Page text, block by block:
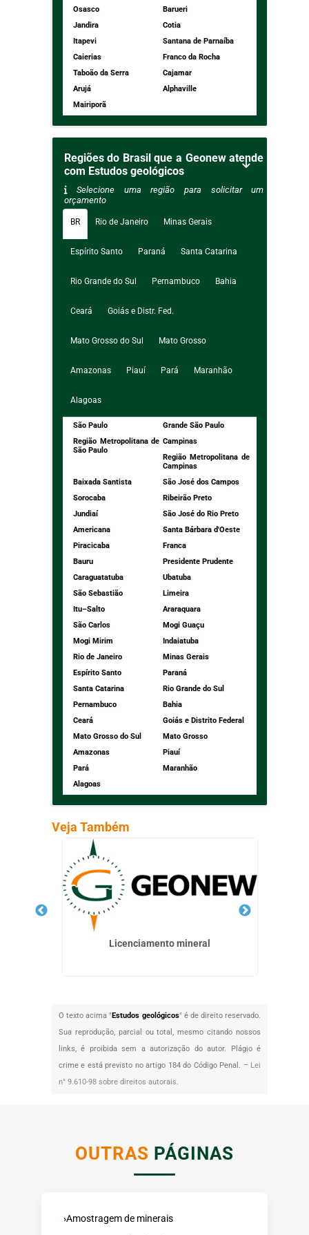
Osasco
Barueri
Jandira
Cotia
Itapevi
Santana de Parnaíba
Caierias
Franco da Rocha
Taboão da Serra
Cajamar
Arujá
Alphaville
Mairiporã
Regiões do Brasil que a Geonew atende
com Estudos geológicos
Selecione uma região para solicitar um
orçamento
BR Rio de Janeiro Minas Gerais
Espírito Santo Paraná Santa Catarina
Rio Grande do Sul Pernambuco Bahia
Ceará Goiás e Distr. Fed.
Mato Grosso do Sul Mato Grosso
Amazonas Piauí Pará Maranhão
Alagoas
São Paulo
Grande São Paulo
Região Metropolitana de
São Paulo
Campinas
Região Metropolitana de
Campinas
Baixada Santista
São José dos Campos
Sorocaba
Ribeirão Preto
Jundiaí
São José do Rio Preto
Americana
Santa Bárbara d'Oeste
Piracicaba
Franca
Bauru
Presidente Prudente
Caraguatatuba
Ubatuba
São Sebastião
Limeira
Itu–Salto
Araraquara
São Carlos
Mogi Guaçu
Mogi Mirim
Indaiatuba
Rio de Janeiro
Minas Gerais
Espírito Santo
Paraná
Santa Catarina
Rio Grande do Sul
Pernambuco
Bahia
Ceará
Goiás e Distrito Federal
Mato Grosso do Sul
Mato Grosso
Amazonas
Piauí
Pará
Maranhão
Alagoas
Veja Também
Licenciamento mineral
O texto acima "Estudos geológicos" é de direito reservado.
Sua reprodução, parcial ou total, mesmo citando nossos
links, é proibida sem a autorização do autor. Plágio é
crime e está previsto no artigo 184 do Código Penal. – Lei
n° 9.610-98 sobre direitos autorais.
OUTRAS PÁGINAS
Amostragem de minerais